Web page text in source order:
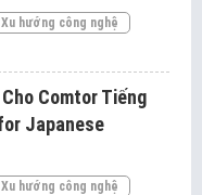
Xu hướng công nghệ
Comtor Tiếng
Japanese
Xu hướng công nghệ